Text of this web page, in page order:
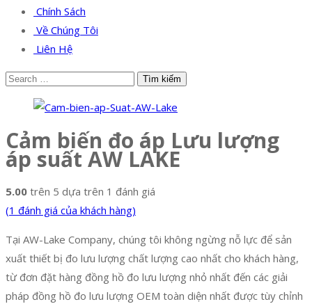
Chính Sách
Về Chúng Tôi
Liên Hệ
Cảm biến đo áp Lưu lượng
áp suất AW LAKE
5.00 trên 5 dựa trên 1 đánh giá
(1 đánh giá của khách hàng)
Tại AW-Lake Company, chúng tôi không ngừng nỗ lực để sản
xuất thiết bị đo lưu lượng chất lượng cao nhất cho khách hàng,
từ đơn đặt hàng đồng hồ đo lưu lượng nhỏ nhất đến các giải
pháp đồng hồ đo lưu lượng OEM toàn diện nhất được tùy chỉnh